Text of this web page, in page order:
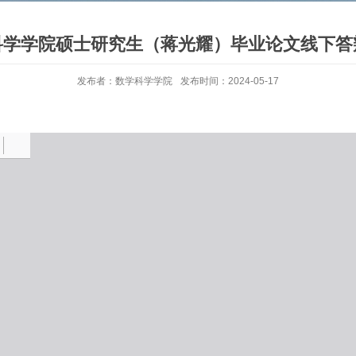
学院硕士研究生（蒋光耀）毕业论文线下
发布者：数学科学学院 发布时间：2024-05-17